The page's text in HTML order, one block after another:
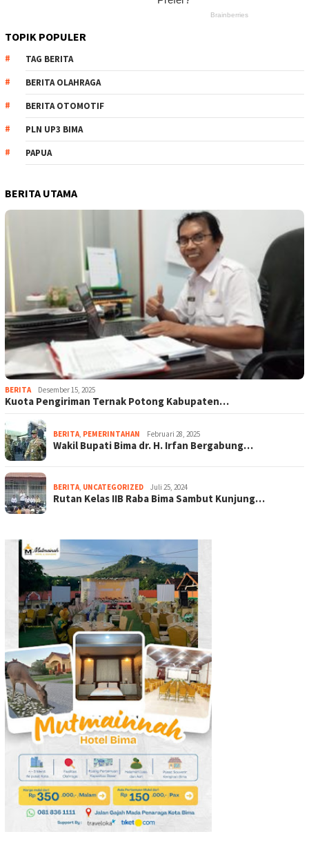
TOPIK POPULER
TAG BERITA
BERITA OLAHRAGA
BERITA OTOMOTIF
PLN UP3 BIMA
PAPUA
BERITA UTAMA
BERITA Desember 15, 2025
Kuota Pengiriman Ternak Potong Kabupaten…
BERITA, PEMERINTAHAN Februari 28, 2025
Wakil Bupati Bima dr. H. Irfan Bergabung…
BERITA, UNCATEGORIZED Juli 25, 2024
Rutan Kelas IIB Raba Bima Sambut Kunjung…